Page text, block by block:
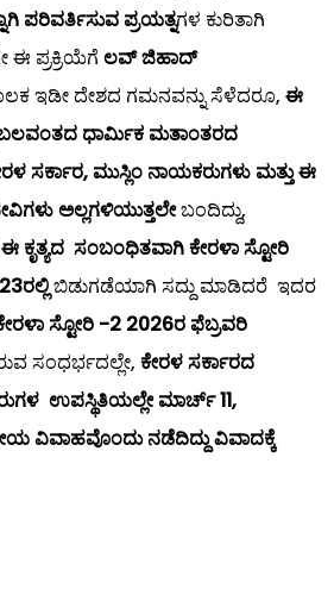
ಪರಿವರ್ತಿಸುವ ಪ್ರಯತ್ನಗಳ ಕುರಿತಾಗಿ
ಈ ಪ್ರಕ್ರಿಯೆಗೆ ಲವ್ ಜಿಹಾದ್
ಇಡೀ ದೇಶದ ಗಮನವನ್ನು ಸೆಳೆದರೂ, ಈ
ಧಾರ್ಮಿಕ ಮತಾಂತರದ
ಸರ್ಕಾರ, ಮುಸ್ಲಿಂ ನಾಯಕರುಗಳು ಮತ್ತು ಈ
ಅಲ್ಲಗಳಿಯುತ್ತಲೇಬಂದಿದ್ದು,
ಈ ಕೃತ್ಯದ ಸಂಬಂಧಿತವಾಗಿ ಕೇರಳಾ ಸ್ಟೋರಿ
ಬಿಡುಗಡೆಯಾಗಿ ಸದ್ದು ಮಾಡಿದರೆ ಇದರ
ಸ್ಟೋರಿ -2 2026ರ ಫೆಬ್ರವರಿ
ಸಂಧರ್ಭದಲ್ಲೇ, ಕೇರಳ ಸರ್ಕಾರದ
ಉಪಸ್ಥಿತಿಯಲ್ಲೇ ಮಾರ್ಚ್ 11,
ವಿವಾಹವೊಂದು ನಡೆದಿದ್ದು ವಿವಾದಕ್ಕೆ